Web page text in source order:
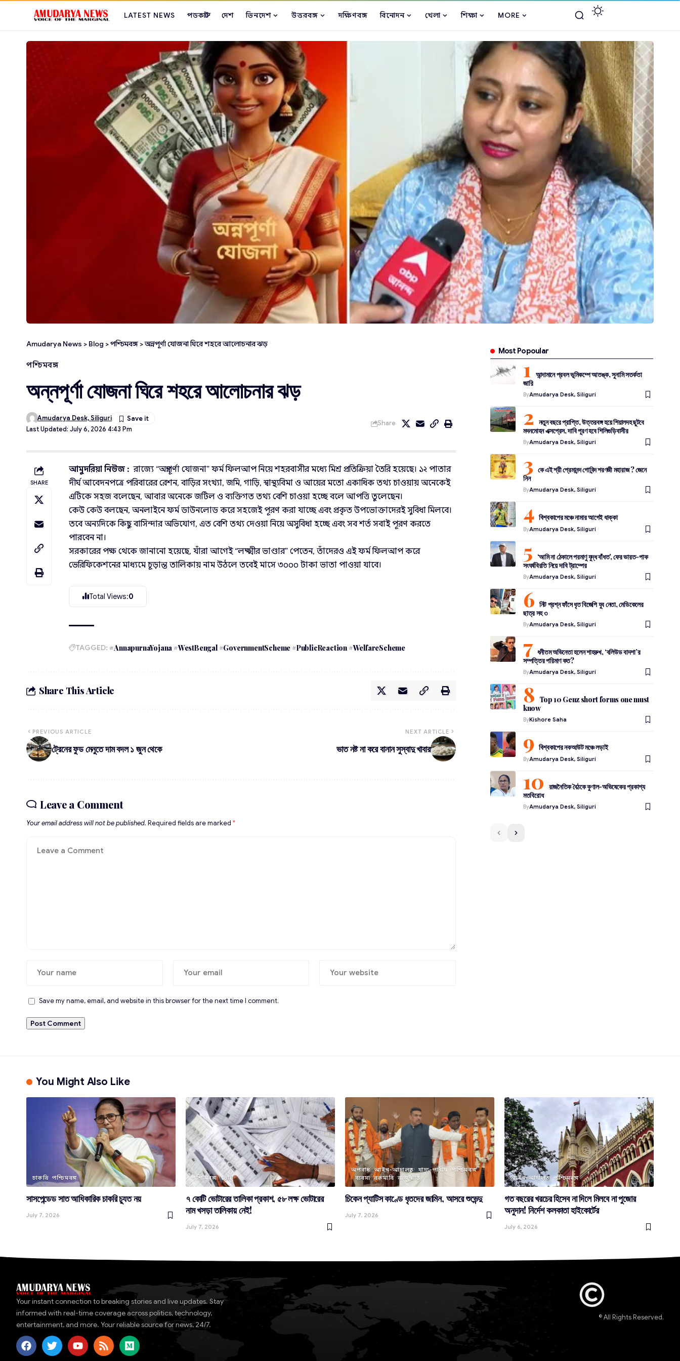
LATEST NEWS পডকাস্ট দেশ ভিনদেশ উত্তরবঙ্গ দক্ষিণবঙ্গ বিনোদন খেলা শিক্ষা MORE
Amudarya News > Blog >পশ্চিমবঙ্গ >অন্নপূর্ণা যোজনা ঘিরে শহরে আলোচনার ঝড়
পশ্চিমবঙ্গ
অন্নপূর্ণা যোজনা ঘিরে শহরে আলোচনার ঝড়
Last Updated: July 6, 2026 4:43 Pm
Amudarya Desk, Siliguri
Share
SHARE
আমুদরিয়া নিউজ :রাজ্যে “অন্নপূর্ণা যোজনা” ফর্ম ফিলআপ নিয়ে শহরবাসীর মধ্যে মিশ্র প্রতিক্রিয়া তৈরি হয়েছে। ১২ পাতার
দীর্ঘ আবেদনপত্রে পরিবারের রেশন, বাড়ির সংখ্যা, জমি, গাড়ি, স্বাস্থ্যবিমা ও আয়ের মতো একাধিক তথ্য চাওয়ায় অনেকেই
এটিকে সহজ বলেছেন, আবার অনেকে জটিল ও ব্যক্তিগত তথ্য বেশি চাওয়া হচ্ছে বলে আপত্তি তুলেছেন।
কেউ কেউ বলছেন, অনলাইনে ফর্ম ডাউনলোড করে সহজেই পূরণ করা যাচ্ছে এবং প্রকৃত উপভোক্তাদেরই সুবিধা মিলবে।
তবে অন্যদিকে কিছু বাসিন্দার অভিযোগ, এত বেশি তথ্য দেওয়া নিয়ে অসুবিধা হচ্ছে এবং সব শর্ত সবাই পূরণ করতে
পারবেন না।
সরকারের পক্ষ থেকে জানানো হয়েছে, যাঁরা আগেই “লক্ষ্মীর ভাণ্ডার” পেতেন, তাঁদেরও এই ফর্ম ফিলআপ করে
ভেরিফিকেশনের মাধ্যমে চূড়ান্ত তালিকায় নাম উঠলে তবেই মাসে ৩০০০ টাকা ভাতা পাওয়া যাবে।
Total Views:0
TAGGED: #AnnapurnaYojana #WestBengal #GovernmentScheme #PublicReaction #WelfareScheme
Share This Article
PREVIOUS ARTICLE
ট্রেনের ফুড মেনুতে দাম বদল ১ জুন থেকে
NEXT ARTICLE
ভাত নষ্ট না করে বানান সুস্বাদু খাবার
Leave a Comment
Your email address will not be published. Required fields are marked *
Save my name, email, and website in this browser for the next time I comment.
Most Popoular
আন্দামানে প্রবল ভূমিকম্পে আতঙ্ক, সুনামি সতর্কতা
জারি
ByAmudarya Desk, Siliguri
নতুন বছরে প্রাপ্তি, উত্তরবঙ্গ হয়ে শিয়ালদহ ছুটবে
মদনমোহন এক্সপ্রেস, দাবি পূরণ হবে শিলিগুড়িবাসীর
ByAmudarya Desk, Siliguri
কে এই শ্রী প্রেমানন্দ গোবিন্দ শরণজী মহারাজ ? জেনে
নিন
ByAmudarya Desk, Siliguri
বিশ্বকাপের মঞ্চে নামার আগেই ধাক্কা
ByAmudarya Desk, Siliguri
‘আমি না ঠেকালে পরমাণু যুদ্ধ বাঁধত’, ফের ভারত-পাক
সংঘর্ষবিরতি নিয়ে দাবি ট্রাম্পের
ByAmudarya Desk, Siliguri
নিট প্রশ্ন ফাঁসে ধৃত বিজেপি যুব নেতা, মেডিকেলের
ছাত্র সহ ৩
ByAmudarya Desk, Siliguri
ধনীতম অভিনেতা হলেন শাহরুখ, ‘বলিউড বাদশা’র
সম্পত্তির পরিমাণ কত?
ByAmudarya Desk, Siliguri
Top 10 Genz short forms one must
know
ByKishore Saha
বিশ্বকাপের নকআউট মঞ্চে লড়াই
ByAmudarya Desk, Siliguri
রাজনৈতিক বৈঠকে কুণাল-অভিষেকের প্রকাশ্য
মতবিরোধ
ByAmudarya Desk, Siliguri
You Might Also Like
চাকরি পশ্চিমবঙ্গ
সাসপেন্ডেড সাত আধিকারিক চাকরি চ্যুত নয়
July 7, 2026
পশ্চিমবঙ্গ ভোট
৭ কোটি ভোটারের তালিকা প্রকাশ, ৫৮ লক্ষ ভোটারের
নাম খসড়া তালিকায় নেই!
July 7, 2026
অপরাধ আইন-আদালত খাদ্য-পানীয়
পশ্চিমবঙ্গ
ব্যবসা রকমারি রাজনীতি
চিকেন প্যাটিস কাণ্ডে ধৃতদের জামিন, আসরে শুভেন্দু
July 7, 2026
আইন-আদালত পশ্চিমবঙ্গ
গত বছরের খরচের হিসেব না দিলে মিলবে না পুজোর
অনুদান! নির্দেশ কলকাতা হাইকোর্টের
July 6, 2026
Your instant connection to breaking stories and live updates. Stay
informed with real-time coverage across politics, technology,
entertainment, and more. Your reliable source for news, 24/7.
© All Rights Reserved.